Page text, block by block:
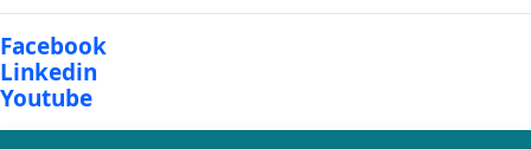
Facebook
Linkedin
Youtube